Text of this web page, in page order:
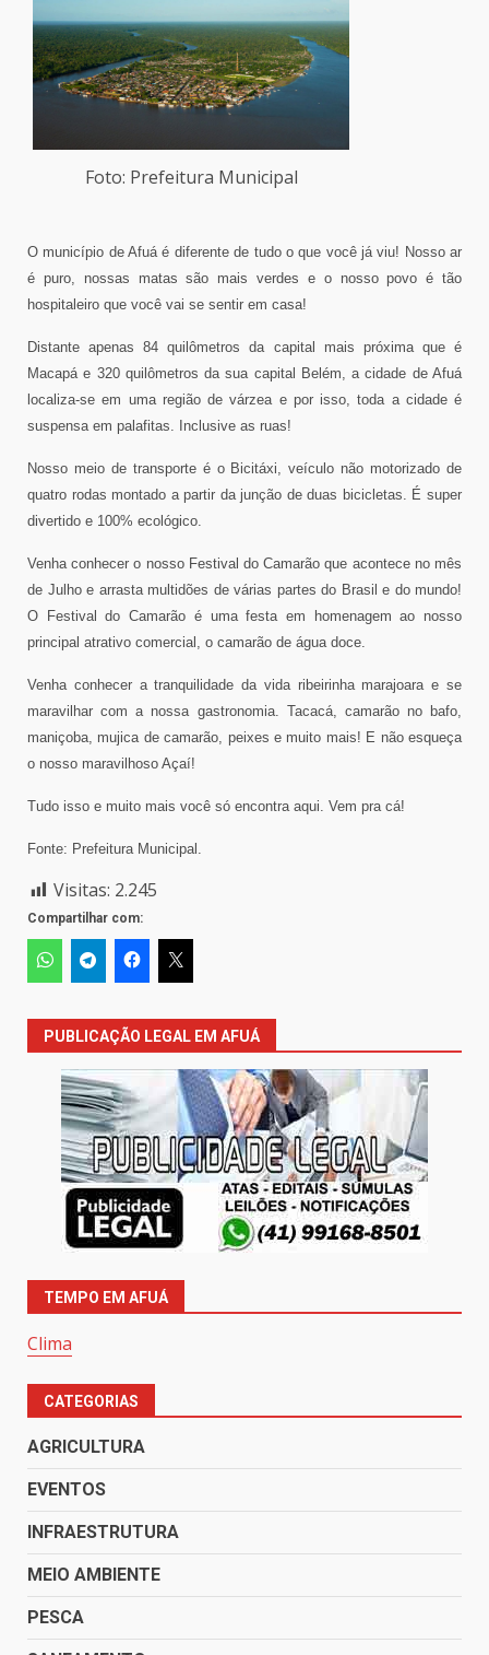
Foto: Prefeitura Municipal
O município de Afuá é diferente de tudo o que você já viu! Nosso ar
é puro, nossas matas são mais verdes e o nosso povo é tão
hospitaleiro que você vai se sentir em casa!
Distante apenas 84 quilômetros da capital mais próxima que é
Macapá e 320 quilômetros da sua capital Belém, a cidade de Afuá
localiza-se em uma região de várzea e por isso, toda a cidade é
suspensa em palafitas. Inclusive as ruas!
Nosso meio de transporte é o Bicitáxi, veículo não motorizado de
quatro rodas montado a partir da junção de duas bicicletas. É super
divertido e 100% ecológico.
Venha conhecer o nosso Festival do Camarão que acontece no mês
de Julho e arrasta multidões de várias partes do Brasil e do mundo!
O Festival do Camarão é uma festa em homenagem ao nosso
principal atrativo comercial, o camarão de água doce.
Venha conhecer a tranquilidade da vida ribeirinha marajoara e se
maravilhar com a nossa gastronomia. Tacacá, camarão no bafo,
maniçoba, mujica de camarão, peixes e muito mais! E não esqueça
o nosso maravilhoso Açaí!
Tudo isso e muito mais você só encontra aqui. Vem pra cá!
Fonte: Prefeitura Municipal.
Visitas: 2.245
Compartilhar com:
PUBLICAÇÃO LEGAL EM AFUÁ
TEMPO EM AFUÁ
Clima
CATEGORIAS
AGRICULTURA
EVENTOS
INFRAESTRUTURA
MEIO AMBIENTE
PESCA